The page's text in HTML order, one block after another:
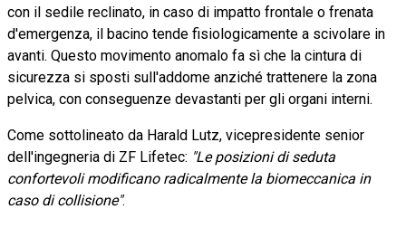
con il sedile reclinato, in caso di impatto frontale o frenata
d'emergenza, il bacino tende fisiologicamente a scivolare in
avanti. Questo movimento anomalo fa sì che la cintura di
sicurezza si sposti sull'addome anziché trattenere la zona
pelvica, con conseguenze devastanti per gli organi interni.
Come sottolineato da Harald Lutz, vicepresidente senior
dell'ingegneria di ZF Lifetec: "Le posizioni di seduta
confortevoli modificano radicalmente la biomeccanica in
caso di collisione".